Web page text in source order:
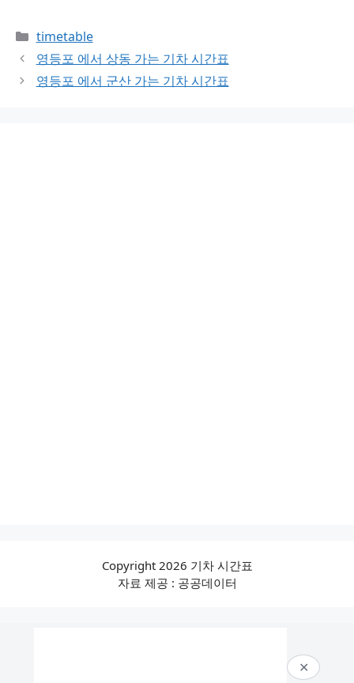
Categories
timetable
영등포 에서 상동 가는 기차 시간표
영등포 에서 군산 가는 기차 시간표
Copyright 2026 기차 시간표
자료 제공 : 공공데이터
✕